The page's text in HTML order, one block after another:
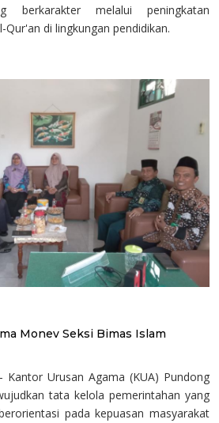
berkarakter melalui peningkatan
di lingkungan pendidikan.
Monev Seksi Bimas Islam
Kantor Urusan Agama (KUA) Pundong
tata kelola pemerintahan yang
pada kepuasan masyarakat